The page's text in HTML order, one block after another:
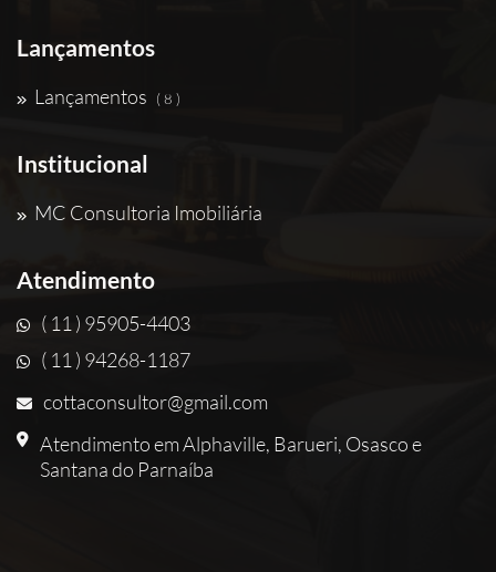
Lançamentos
Lançamentos ( 8 )
Institucional
MC Consultoria Imobiliária
Atendimento
( 11 ) 95905-4403
( 11 ) 94268-1187
cottaconsultor@gmail.com
Atendimento em Alphaville, Barueri, Osasco e
Santana do Parnaíba